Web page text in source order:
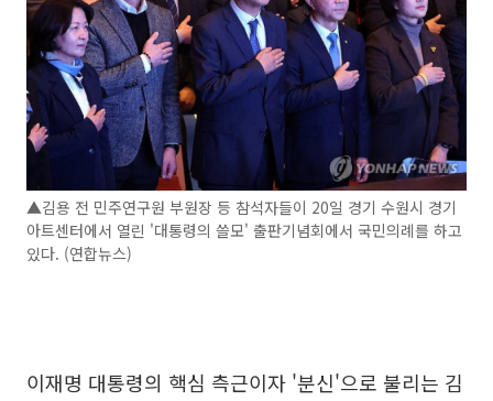
▲김용 전 민주연구원 부원장 등 참석자들이 20일 경기 수원시 경기
아트센터에서 열린 '대통령의 쓸모' 출판기념회에서 국민의례를 하고
있다. (연합뉴스)
이재명 대통령의 핵심 측근이자 '분신'으로 불리는 김